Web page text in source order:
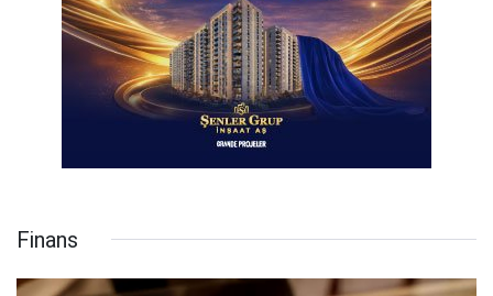
Finans